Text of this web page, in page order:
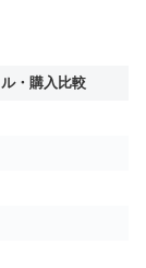
・購入比較